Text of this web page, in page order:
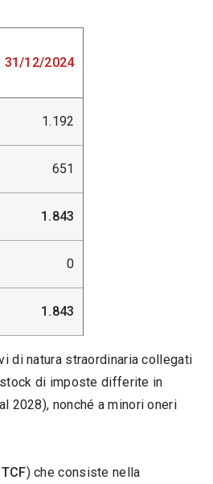
31/12/2024
1.192
651
1.843
0
1.843
di natura straordinaria collegati
stock di imposte differite in
2028), nonché a minori oneri
TCF) che consiste nella